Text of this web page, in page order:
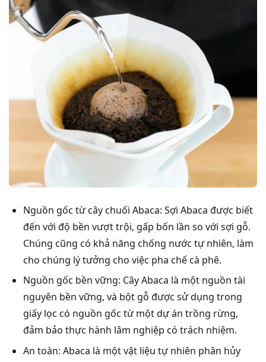
Nguồn gốc từ cây chuối Abaca: Sợi Abaca được biết
đến với độ bền vượt trội, gấp bốn lần so với sợi gỗ.
Chúng cũng có khả năng chống nước tự nhiên, làm
cho chúng lý tưởng cho việc pha chế cà phê.
Nguồn gốc bền vững: Cây Abaca là một nguồn tài
nguyên bền vững, và bột gỗ được sử dụng trong
giấy lọc có nguồn gốc từ một dự án trồng rừng,
đảm bảo thực hành lâm nghiệp có trách nhiệm.
An toàn: Abaca là một vật liệu tự nhiên phân hủy